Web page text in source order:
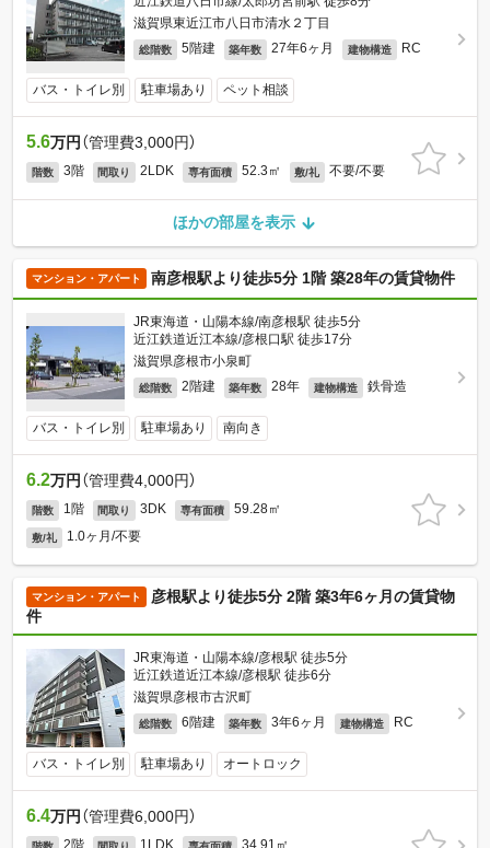
滋賀県東近江市八日市清水２丁目
総階数 5階建 築年数 27年6ヶ月 建物構造 RC
バス・トイレ別 駐車場あり ペット相談
5.6万円 （管理費3,000円）
階数 3階 間取り 2LDK 専有面積 52.3㎡ 敷/礼 不要/不要
ほかの部屋を表示
マンション・アパート 南彦根駅より徒歩5分 1階 築28年の賃貸物件
JR東海道・山陽本線/南彦根駅 徒歩5分
近江鉄道近江本線/彦根口駅 徒歩17分
滋賀県彦根市小泉町
総階数 2階建 築年数 28年 建物構造 鉄骨造
バス・トイレ別 駐車場あり 南向き
6.2万円 （管理費4,000円）
階数 1階 間取り 3DK 専有面積 59.28㎡
敷/礼 1.0ヶ月/不要
マンション・アパート
彦根駅より徒歩5分 2階 築3年6ヶ月の賃貸物
件
JR東海道・山陽本線/彦根駅 徒歩5分
近江鉄道近江本線/彦根駅 徒歩6分
滋賀県彦根市古沢町
総階数 6階建 築年数 3年6ヶ月 建物構造 RC
バス・トイレ別 駐車場あり オートロック
6.4万円 （管理費6,000円）